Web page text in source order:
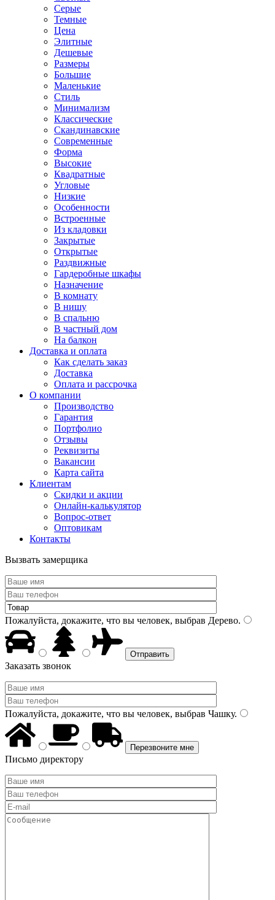
Серые
Темные
Цена
Элитные
Дешевые
Размеры
Большие
Маленькие
Стиль
Минимализм
Классические
Скандинавские
Современные
Форма
Высокие
Квадратные
Угловые
Низкие
Особенности
Встроенные
Из кладовки
Закрытые
Открытые
Раздвижные
Гардеробные шкафы
Назначение
В комнату
В нишу
В спальню
В частный дом
На балкон
Доставка и оплата
Как сделать заказ
Доставка
Оплата и рассрочка
О компании
Производство
Гарантия
Портфолио
Отзывы
Реквизиты
Вакансии
Карта сайта
Клиентам
Скидки и акции
Онлайн-калькулятор
Вопрос-ответ
Оптовикам
Контакты
Вызвать замерщика
Пожалуйста, докажите, что вы человек, выбрав Дерево.
Заказать звонок
Пожалуйста, докажите, что вы человек, выбрав Чашку.
Письмо директору